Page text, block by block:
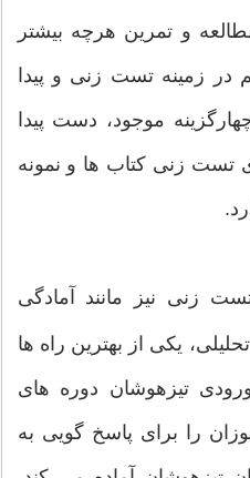
و تمرین هرچه بیشتر
در زمینه تست زنی و پیدا
موجود، دست پیدا
تست زنی کتاب ها و نمونه
زنی نیز مانند آمادگی
یکی از بهترین راه ها
تیزهوشان دوره های
را برای پاسخ گویی به